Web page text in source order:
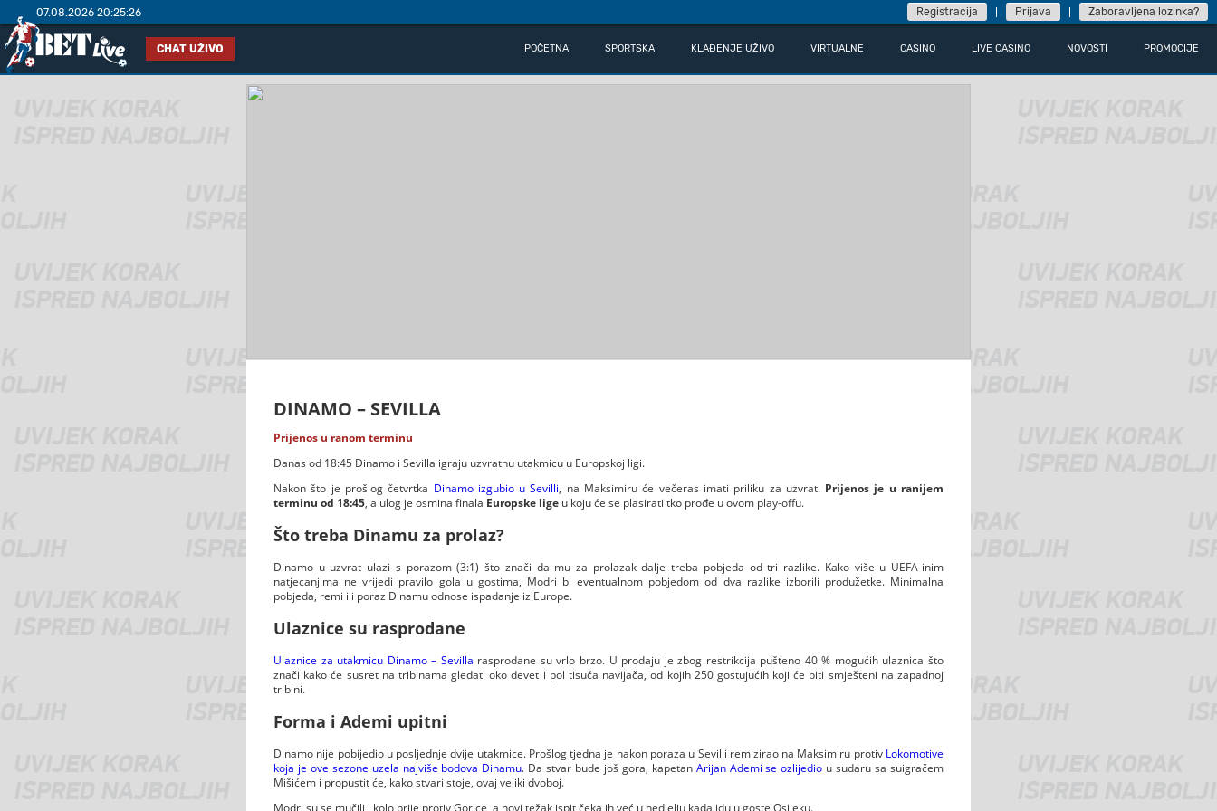
07.08.2026 20:25:27 Registracija Prijava Zaboravljena lozinka?
CHAT UŽIVO POČETNA SPORTSKA KLAĐENJE UŽIVO VIRTUALNE CASINO LIVE CASINO NOVOSTI PROMOCIJE
DINAMO – SEVILLA
Prijenos u ranom terminu
Danas od 18:45 Dinamo i Sevilla igraju uzvratnu utakmicu u Europskoj ligi.
Nakon što je prošlog četvrtka Dinamo izgubio u Sevilli, na Maksimiru će večeras imati priliku za uzvrat. Prijenos je u ranijem
terminu od 18:45, a ulog je osmina finala Europske lige u koju će se plasirati tko prođe u ovom play-offu.
Što treba Dinamu za prolaz?
Dinamo u uzvrat ulazi s porazom (3:1) što znači da mu za prolazak dalje treba pobjeda od tri razlike. Kako više u UEFA-inim
natjecanjima ne vrijedi pravilo gola u gostima, Modri bi eventualnom pobjedom od dva razlike izborili produžetke. Minimalna
pobjeda, remi ili poraz Dinamu odnose ispadanje iz Europe.
Ulaznice su rasprodane
Ulaznice za utakmicu Dinamo – Sevilla rasprodane su vrlo brzo. U prodaju je zbog restrikcija pušteno 40 % mogućih ulaznica što
znači kako će susret na tribinama gledati oko devet i pol tisuća navijača, od kojih 250 gostujućih koji će biti smješteni na zapadnoj
tribini.
Forma i Ademi upitni
Dinamo nije pobijedio u posljednje dvije utakmice. Prošlog tjedna je nakon poraza u Sevilli remizirao na Maksimiru protiv Lokomotive
koja je ove sezone uzela najviše bodova Dinamu. Da stvar bude još gora, kapetan Arijan Ademi se ozlijedio u sudaru sa suigračem
Mišićem i propustit će, kako stvari stoje, ovaj veliki dvoboj.
Modri su se mučili i kolo prije protiv Gorice, a novi težak ispit čeka ih već u nedjelju kada idu u goste Osijeku.